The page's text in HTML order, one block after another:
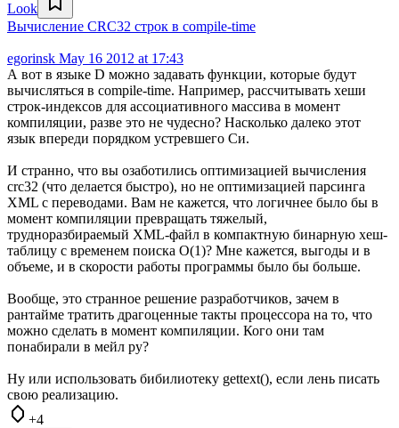
Look
Вычисление CRC32 строк в compile-time
egorinsk May 16 2012 at 17:43
А вот в языке D можно задавать функции, которые будут
вычисляться в compile-time. Например, рассчитывать хеши
строк-индексов для ассоциативного массива в момент
компиляции, разве это не чудесно? Насколько далеко этот
язык впереди порядком устревшего Си.
И странно, что вы озаботились оптимизацией вычисления
crc32 (что делается быстро), но не оптимизацией парсинга
XML с переводами. Вам не кажется, что логичнее было бы в
момент компиляции превращать тяжелый,
трудноразбираемый XML-файл в компактную бинарную хеш-
таблицу с временем поиска O(1)? Мне кажется, выгоды и в
объеме, и в скорости работы программы было бы больше.
Вообще, это странное решение разработчиков, зачем в
рантайме тратить драгоценные такты процессора на то, что
можно сделать в момент компиляции. Кого они там
понабирали в мейл ру?
Ну или использовать бибилиотеку gettext(), если лень писать
свою реализацию.
+4